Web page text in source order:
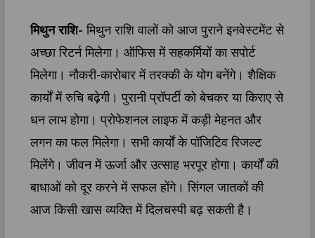
मिथुन राशि- मिथुन राशि वालों को आज पुराने इनवेस्टमेंट से
अच्छा रिटर्न मिलेगा। ऑफिस में सहकर्मियों का सपोर्ट
मिलेगा। नौकरी-कारोबार में तरक्की के योग बनेंगे। शैक्षिक
कार्यों में रुचि बढ़ेगी। पुरानी प्रॉपर्टी को बेचकर या किराए से
धन लाभ होगा। प्रोफेशनल लाइफ में कड़ी मेहनत और
लगन का फल मिलेगा। सभी कार्यों के पॉजिटिव रिजल्ट
मिलेंगे। जीवन में ऊर्जा और उत्साह भरपूर होगा। कार्यों की
बाधाओं को दूर करने में सफल होंगे। सिंगल जातकों की
आज किसी खास व्यक्ति में दिलचस्पी बढ़ सकती है।